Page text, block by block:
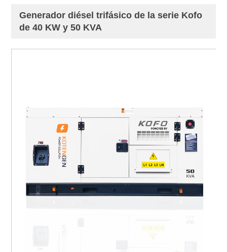
Generador diésel trifásico de la serie Kofo
de 40 KW y 50 KVA